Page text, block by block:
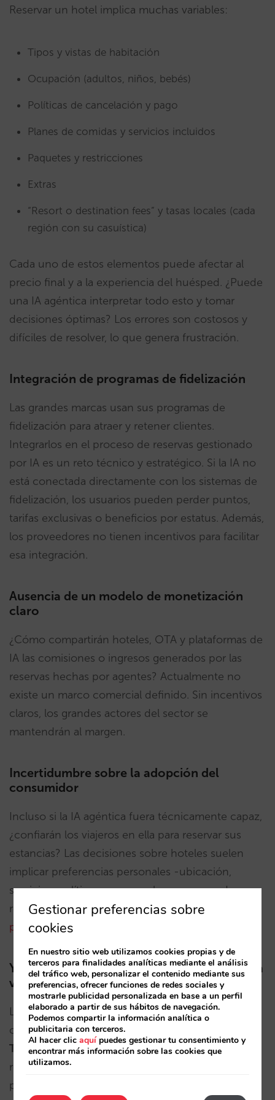
Reservar un hotel implica muchas variables:
Tipos y vistas de habitación
Ocupación (adultos, niños, bebés)
Políticas de cancelación y pago
Planes de comidas y servicios incluidos
Paquetes y restricciones
Extras
“Resort o destination fees” y tasas locales (cada
región con su casuística)
Cada uno de estos elementos puede afectar al
precio final y a la experiencia del huésped. ¿Puede
una IA agéntica interpretar todo esto y tomar
decisiones óptimas? Los errores son costosos y
difíciles de resolver, lo que genera frustración.
Integración de programas de fidelización
Las grandes marcas usan sus programas de
fidelización para atraer y retener clientes.
Integrarlos en el proceso de reservas gestionado
por IA es un reto técnico y estratégico. Si la IA no
está conectada directamente con los sistemas de
fidelización, los usuarios pueden perder puntos,
tarifas exclusivas o beneficios por estatus. Además,
los proveedores no tienen incentivos para facilitar
esa integración.
Ausencia de un modelo de monetización
claro
¿Cómo compartirán hoteles, OTA y plataformas de
IA las comisiones o ingresos generados por las
reservas hechas por agentes? Actualmente no
existe un marco comercial definido. Sin incentivos
claros, los grandes actores del sector se
mantendrán al margen.
Incertidumbre sobre la adopción del
consumidor
Incluso si la IA agéntica fuera técnicamente capaz,
¿confiarán los viajeros en ella para reservar sus
estancias? Las decisiones sobre hoteles suelen
implicar preferencias personales -ubicación,
servicios, políticas- que muchas personas desean
revisar por sí mismas.Ceder ese control a una IA
puede generar resistencia
Ya lo hemos visto antes. ¿Será diferente esta
vez?
Las reservas asistidas no son nuevas. Plataformas
como“Book on Google”
Tripadvisorintentaron simplificar el proceso de
reserva. Sin embargo, la adopción fue escasa: los
proveedores no colaboraron y los consumidores
Gestionar preferencias sobre
cookies
En nuestro sitio web utilizamos cookies propias y de
terceros para finalidades analíticas mediante el análisis
del tráfico web, personalizar el contenido mediante sus
preferencias, ofrecer funciones de redes sociales y
mostrarle publicidad personalizada en base a un perfil
elaborado a partir de sus hábitos de navegación.
Podemos compartir la información analítica o
publicitaria con terceros.
Al hacer clicaquípuedes gestionar tu consentimiento y
encontrar más información sobre las cookies que
utilizamos.